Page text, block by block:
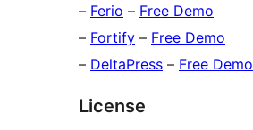
– Ferio – Free Demo
– Fortify – Free Demo
– DeltaPress – Free Demo
License